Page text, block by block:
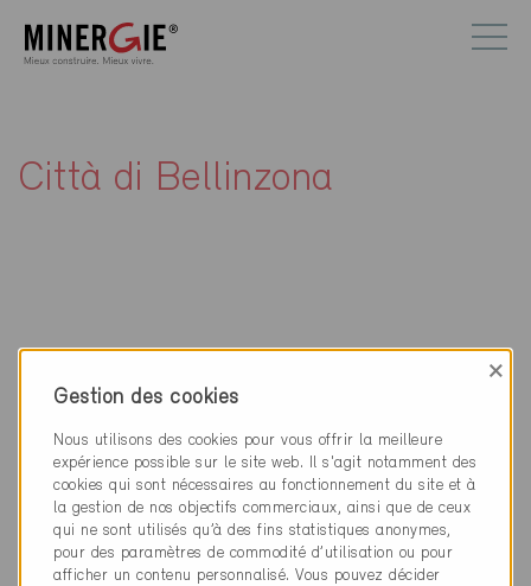
Città di Bellinzona
Contact
Città di Bellinzona
Piazza Nosetto 5
6500 Bellinzona
058 203 10 00
cancelleria@bellinzona.ch
www.bellinzona.ch/
Gestion des cookies
×
Nous utilisons des cookies pour vous offrir la meilleure
expérience possible sur le site web. Il s'agit notamment des
cookies qui sont nécessaires au fonctionnement du site et à
la gestion de nos objectifs commerciaux, ainsi que de ceux
qui ne sont utilisés qu’à des fins statistiques anonymes,
pour des paramètres de commodité d’utilisation ou pour
afficher un contenu personnalisé. Vous pouvez décider